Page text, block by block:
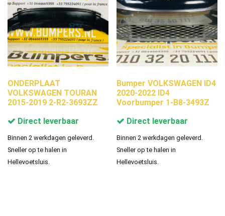
ONDERPLAAT
VOLKSWAGEN TOURAN
2015-2019 2-R2-3693ZZ
Direct leverbaar
Binnen 2 werkdagen geleverd.
Sneller op te halen in
Hellevoetsluis.
Bumper VOLKSWAGEN ID4
2020-2022 ID4
Voorbumper 1-B8-3493Z
Direct leverbaar
Binnen 2 werkdagen geleverd.
Sneller op te halen in
Hellevoetsluis.